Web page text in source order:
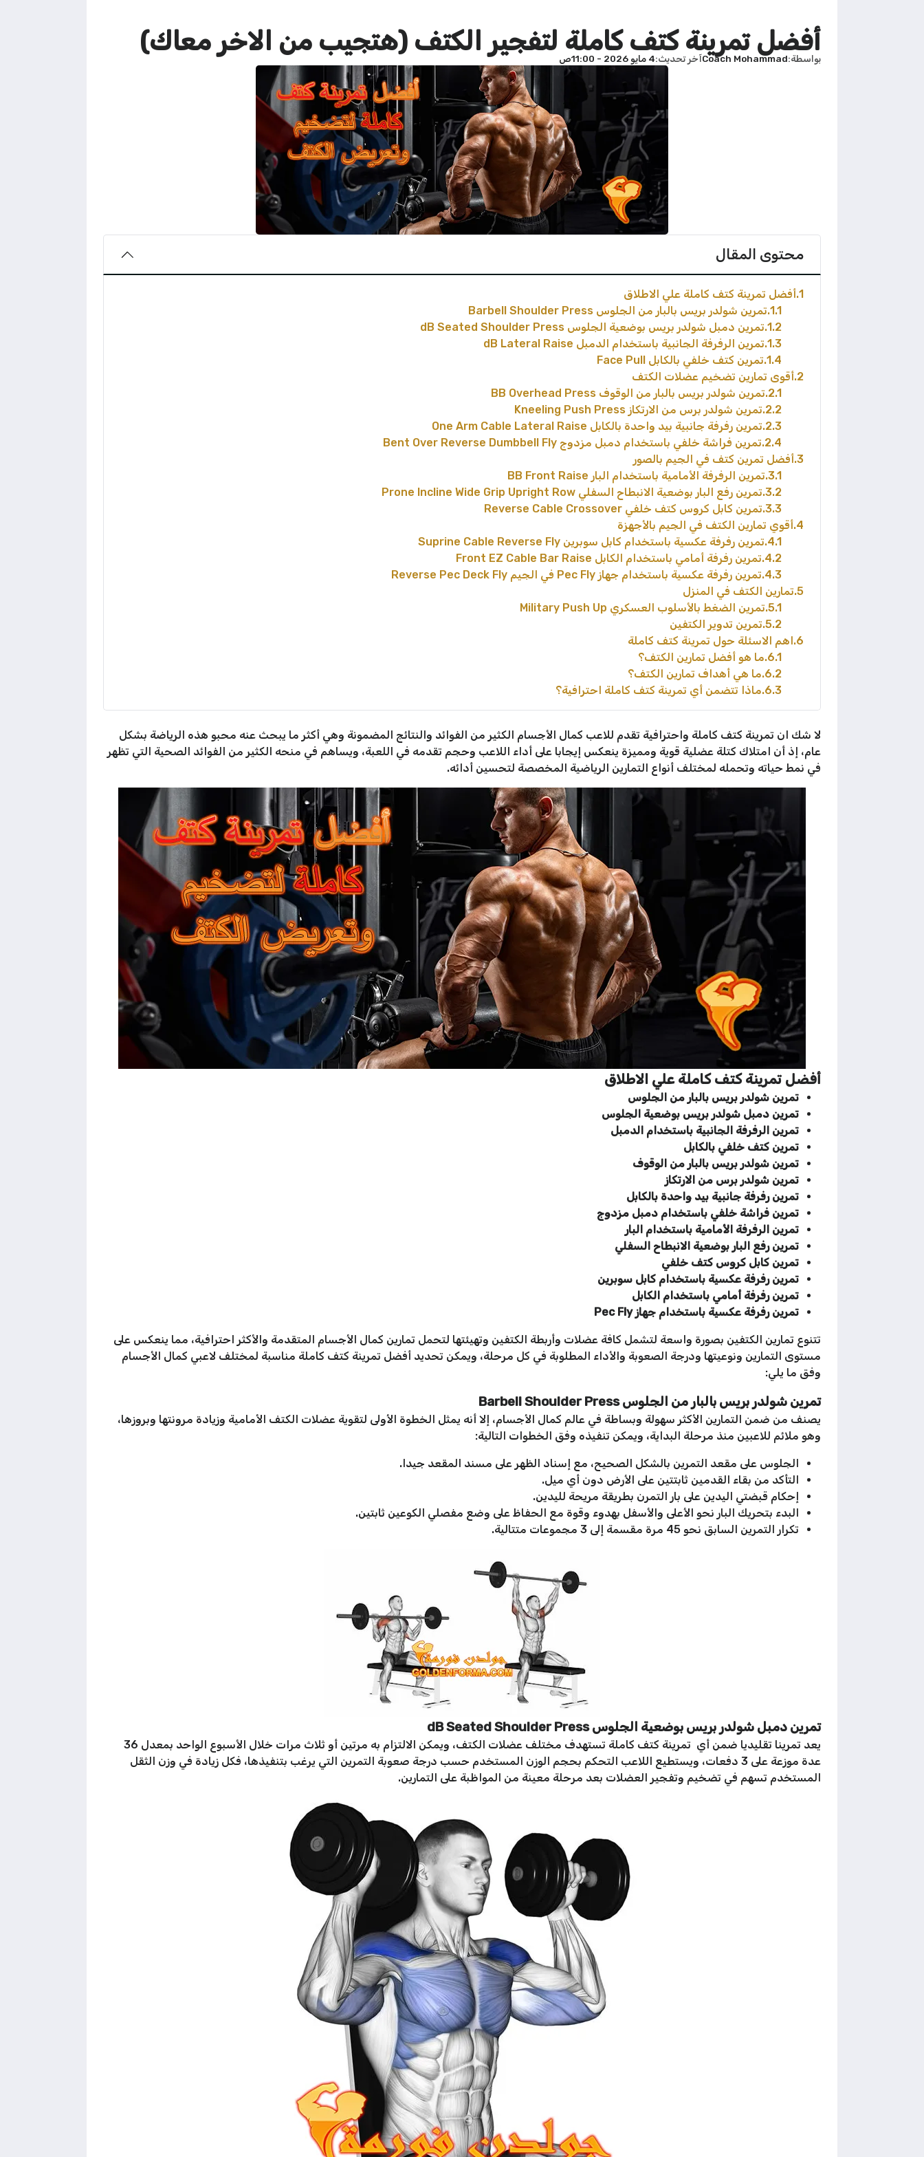
أفضل تمرينة كتف كاملة لتفجير الكتف (هتجيب من الاخر معاك)
بواسطة Coach Mohammadآخر تحديث 4 مايو 2026 - 11:00ص
محتوى المقال
1 أفضل تمرينة كتف كاملة علي الاطلاق
1.1 تمرين شولدر بريس بالبار من الجلوس Barbell Shoulder Press
1.2 تمرين دمبل شولدر بريس بوضعية الجلوس dB Seated Shoulder Press
1.3 تمرين الرفرفة الجانبية باستخدام الدمبل dB Lateral Raise
1.4 تمرين كتف خلفي بالكابل Face Pull
2 أقوى تمارين تضخيم عضلات الكتف
2.1 تمرين شولدر بريس بالبار من الوقوف BB Overhead Press
2.2 تمرين شولدر برس من الارتكاز Kneeling Push Press
2.3 تمرين رفرفة جانبية بيد واحدة بالكابل One Arm Cable Lateral Raise
2.4 تمرين فراشة خلفي باستخدام دمبل مزدوج Bent Over Reverse Dumbbell Fly
3 أفضل تمرين كتف في الجيم بالصور
3.1 تمرين الرفرفة الأمامية باستخدام البار BB Front Raise
3.2 تمرين رفع البار بوضعية الانبطاح السفلي Prone Incline Wide Grip Upright Row
3.3 تمرين كابل كروس كتف خلفي Reverse Cable Crossover
4 أقوي تمارين الكتف في الجيم بالأجهزة
4.1 تمرين رفرفة عكسية باستخدام كابل سوبرين Suprine Cable Reverse Fly
4.2 تمرين رفرفة أمامي باستخدام الكابل Front EZ Cable Bar Raise
4.3 تمرين رفرفة عكسية باستخدام جهاز Pec Fly في الجيم Reverse Pec Deck Fly
5 تمارين الكتف في المنزل
5.1 تمرين الضغط بالأسلوب العسكري Military Push Up
5.2 تمرين تدوير الكتفين
6 اهم الاسئلة حول تمرينة كتف كاملة
6.1 ما هو أفضل تمارين الكتف؟
6.2 ما هي أهداف تمارين الكتف؟
6.3 ماذا تتضمن أي تمرينة كتف كاملة احترافية؟
لا شك ان تمرينة كتف كاملة واحترافية تقدم للاعب كمال الأجسام الكثير من الفوائد والنتائج المضمونة وهي أكثر ما يبحث عنه محبو هذه الرياضة بشكل
عام، إذ أن امتلاك كتلة عضلية قوية ومميزة ينعكس إيجابا على أداء اللاعب وحجم تقدمه في اللعبة، ويساهم في منحه الكثير من الفوائد الصحية التي تظهر
في نمط حياته وتحمله لمختلف أنواع التمارين الرياضية المخصصة لتحسين أدائه.
أفضل تمرينة كتف كاملة علي الاطلاق
تمرين شولدر بريس بالبار من الجلوس
تمرين دمبل شولدر بريس بوضعية الجلوس
تمرين الرفرفة الجانبية باستخدام الدمبل
تمرين كتف خلفي بالكابل
تمرين شولدر بريس بالبار من الوقوف
تمرين شولدر برس من الارتكاز
تمرين رفرفة جانبية بيد واحدة بالكابل
تمرين فراشة خلفي باستخدام دمبل مزدوج
تمرين الرفرفة الأمامية باستخدام البار
تمرين رفع البار بوضعية الانبطاح السفلي
تمرين كابل كروس كتف خلفي
تمرين رفرفة عكسية باستخدام كابل سوبرين
تمرين رفرفة أمامي باستخدام الكابل
تمرين رفرفة عكسية باستخدام جهاز Pec Fly
تتنوع تمارين الكتفين بصورة واسعة لتشمل كافة عضلات وأربطة الكتفين وتهيئتها لتحمل تمارين كمال الأجسام المتقدمة والأكثر احترافية، مما ينعكس على
مستوى التمارين ونوعيتها ودرجة الصعوبة والأداء المطلوبة في كل مرحلة، ويمكن تحديد أفضل تمرينة كتف كاملة مناسبة لمختلف لاعبي كمال الأجسام
وفق ما يلي:
تمرين شولدر بريس بالبار من الجلوس Barbell Shoulder Press
يصنف من ضمن التمارين الأكثر سهولة وبساطة في عالم كمال الأجسام، إلا أنه يمثل الخطوة الأولى لتقوية عضلات الكتف الأمامية وزيادة مرونتها وبروزها،
وهو ملائم للاعبين منذ مرحلة البداية، ويمكن تنفيذه وفق الخطوات التالية:
الجلوس على مقعد التمرين بالشكل الصحيح، مع إسناد الظهر على مسند المقعد جيدا.
التأكد من بقاء القدمين ثابتتين على الأرض دون أي ميل.
إحكام قبضتي اليدين على بار التمرن بطريقة مريحة لليدين.
البدء بتحريك البار نحو الأعلى والأسفل بهدوء وقوة مع الحفاظ على وضع مفصلي الكوعين ثابتين.
تكرار التمرين السابق نحو 45 مرة مقسمة إلى 3 مجموعات متتالية.
تمرين دمبل شولدر بريس بوضعية الجلوس dB Seated Shoulder Press
يعد تمرينا تقليديا ضمن أي تمرينة كتف كاملة تستهدف مختلف عضلات الكتف، ويمكن الالتزام به مرتين أو ثلاث مرات خلال الأسبوع الواحد بمعدل 36
عدة موزعة على 3 دفعات، ويستطيع اللاعب التحكم بحجم الوزن المستخدم حسب درجة صعوبة التمرين التي يرغب بتنفيذها، فكل زيادة في وزن الثقل
المستخدم تسهم في تضخيم وتفجير العضلات بعد مرحلة معينة من المواظبة على التمارين.